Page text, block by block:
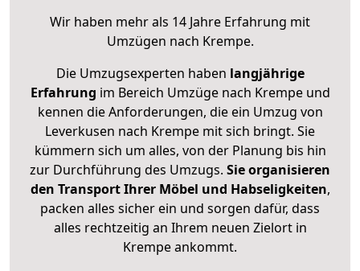
Wir haben mehr als 14 Jahre Erfahrung mit
Umzügen nach Krempe.
Die Umzugsexperten haben langjährige
Erfahrung im Bereich Umzüge nach Krempe und
kennen die Anforderungen, die ein Umzug von
Leverkusen nach Krempe mit sich bringt. Sie
kümmern sich um alles, von der Planung bis hin
zur Durchführung des Umzugs. Sie organisieren
den Transport Ihrer Möbel und Habseligkeiten,
packen alles sicher ein und sorgen dafür, dass
alles rechtzeitig an Ihrem neuen Zielort in
Krempe ankommt.